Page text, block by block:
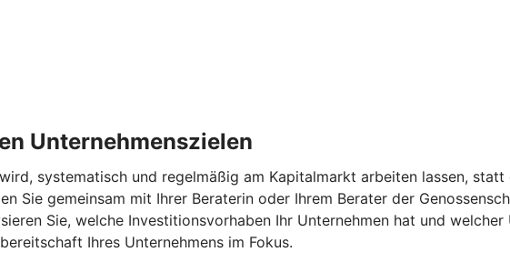
Unternehmenszielen
systematisch und regelmäßig am Kapitalmarkt arbeiten lassen,
Sie gemeinsam mit Ihrer Beraterin oder Ihrem Berater der
Sie, welche Investitionsvorhaben Ihr Unternehmen hat und
Ihres Unternehmens im Fokus.